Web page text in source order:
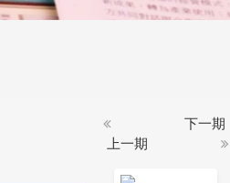
上一期
下一期